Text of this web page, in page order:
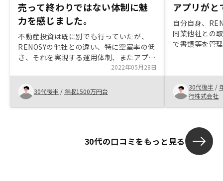
売って終わりではない体制に魅
力を感じました。
不動産投資は既に別でも行っていたが、
RENOSYの他社との違い、特に空室率の低
さ、それを実現する運用体制、またアプリ
での見える化などに魅力を感じ今回申込を
決めました。 また打合せや、決定後のや
りとりにおいてのフォローUP体制も非常
に良かったと感じてます。
2022年05月28日
30代後半 / 年収1500万円台
アプリがと
自分自身、
同業他社との
で書類等を管
うところがい
シミュレーシ
すいのですが
ぱっと見で分
の対応など銀
思表明後、ス
した。
30代後半 /
行株式会社
30代の口コミをもっと見る